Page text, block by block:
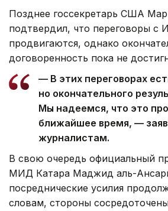
Позднее госсекретарь США
подтвердил, что переговоры с
продвигаются, однако
договоренность пока не
— В этих переговорах
но окончательного
Мы надеемся, что это
ближайшее время, —
журналистам.
В свою очередь официальный
МИД Катара Маджид аль-
посреднические усилия
словам, стороны